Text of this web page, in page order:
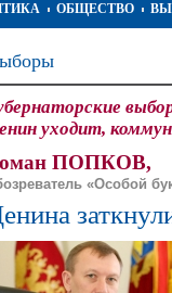
ОБЩЕСТВО
уходит,
ПОПКОВ,
«Особой